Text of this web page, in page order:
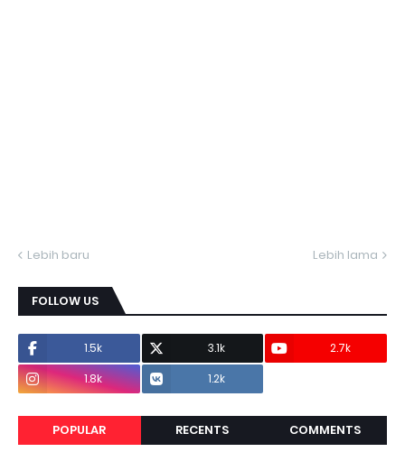
Lebih baru Lebih lama
FOLLOW US
1.5k 3.1k
2.7k
1.8k
1.2k
POPULAR RECENTS COMMENTS